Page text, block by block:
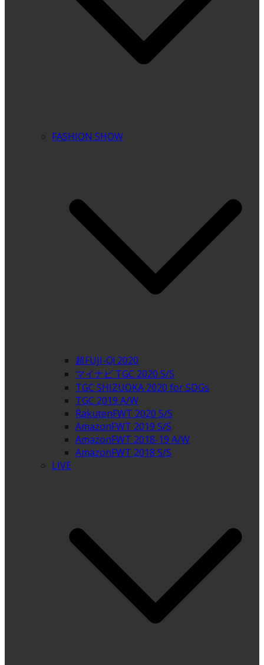
FASHION SHOW
超FUJI-Q! 2020
マイナビ TGC 2020 S/S
TGC SHIZUOKA 2020 for SDGs
TGC 2019 A/W
RakutenFWT 2020 S/S
AmazonFWT 2019 S/S
AmazonFWT 2018-19 A/W
AmazonFWT 2018 S/S
LIVE